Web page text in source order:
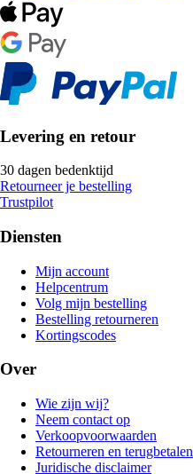
Levering en retour
30 dagen bedenktijd
Retourneer je bestelling
Trustpilot
Diensten
Mijn account
Helpcentrum
Volg mijn bestelling
Bestelling retourneren
Kortingscodes
Over
Wie zijn wij?
Neem contact op
Verkoopvoorwaarden
Retourneren en terugbetalen
Juridische disclaimer